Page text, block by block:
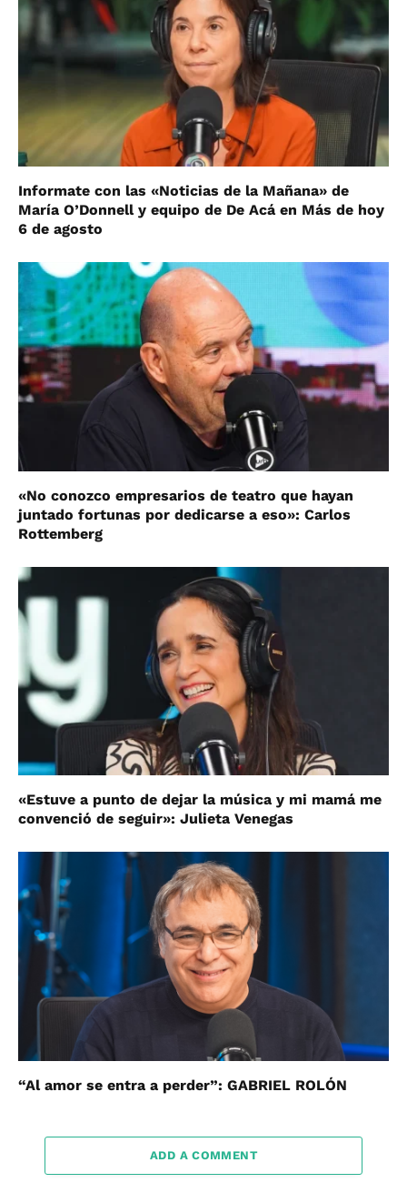
Informate con las «Noticias de la Mañana» de
María O’Donnell y equipo de De Acá en Más de hoy
6 de agosto
«No conozco empresarios de teatro que hayan
juntado fortunas por dedicarse a eso»: Carlos
Rottemberg
«Estuve a punto de dejar la música y mi mamá me
convenció de seguir»: Julieta Venegas
“Al amor se entra a perder”: GABRIEL ROLÓN
ADD A COMMENT